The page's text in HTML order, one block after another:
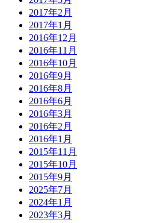
2017年2月
2017年1月
2016年12月
2016年11月
2016年10月
2016年9月
2016年8月
2016年6月
2016年3月
2016年2月
2016年1月
2015年11月
2015年10月
2015年9月
2025年7月
2024年1月
2023年3月